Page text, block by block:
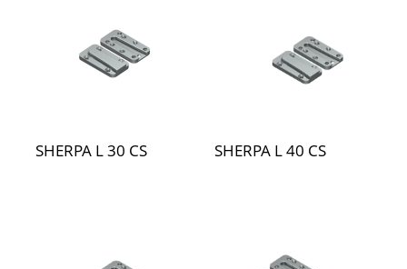
SHERPA L 30 CS SHERPA L 40 CS